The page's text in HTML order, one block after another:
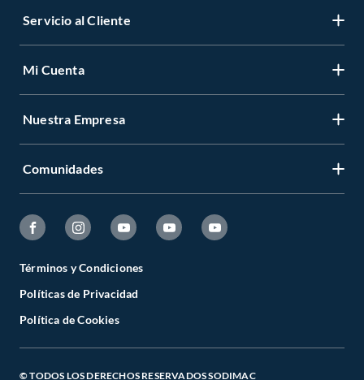
Servicio al Cliente
Mi Cuenta
Nuestra Empresa
Comunidades
Términos y Condiciones
Políticas de Privacidad
Política de Cookies
© TODOS LOS DERECHOS RESERVADOS SODIMAC